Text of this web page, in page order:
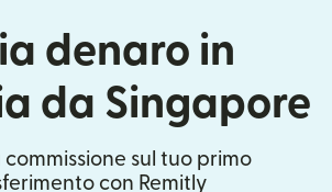
denaro in
da Singapore
commissione sul tuo primo
con Remitly